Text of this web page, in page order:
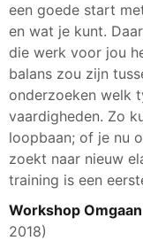
een goede start
en wat je kunt.
die werk voor jou
balans zou zijn
onderzoeken welk
vaardigheden. Zo
loopbaan; of je nu
zoekt naar nieuw
training is een
Workshop
2018)